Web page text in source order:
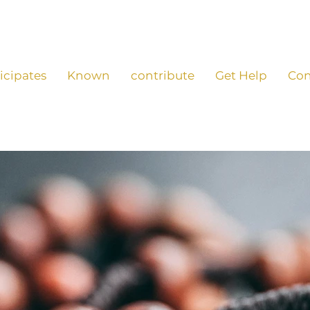
Known contribute Get Help